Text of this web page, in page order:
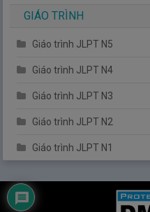
GIÁO TRÌNH
Giáo trình JLPT N5
Giáo trình JLPT N4
Giáo trình JLPT N3
Giáo trình JLPT N2
Giáo trình JLPT N1